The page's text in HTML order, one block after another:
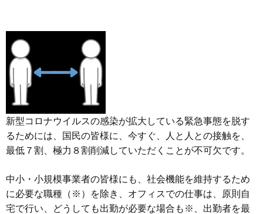
新型コロナウイルスの感染が拡大している緊急事態を脱す
るためには、国民の皆様に、今すぐ、人と人との接触を、
最低７割、極力８割削減していただくことが不可欠です。
中小・小規模事業者の皆様にも、社会機能を維持するため
に必要な職種（※）を除き、オフィスでの仕事は、原則自
宅で行い、どうしても出勤が必要な場合も※、出勤者を最